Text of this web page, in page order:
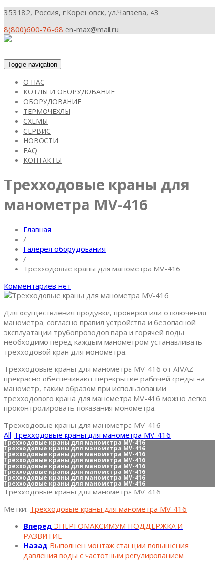
353182, Россия, г.Кореновск, ул.Чапаева, 43
8(800)600-76-68 en-max@mail.ru
Toggle navigation
О НАС
КОТЛЫ И ОБОРУДОВАНИЕ
ОБОРУДОВАНИЕ
ТЕРМОЧЕХЛЫ
СХЕМЫ
СЕРВИС
НОВОСТИ
FAQ
КОНТАКТЫ
Трехходовые краны для
манометра МV-416
Главная
/
Галерея оборудования
/
Трехходовые краны для манометра МV-416
Комментариев нет
Для осуществления продувки, проверки или отключения
манометра, согласно правил устройства и безопасной
эксплуатации трубопроводов пара и горячей воды
необходимо перед каждым манометром устанавливать
трехходовой кран для монометра.
Трехходовые краны для манометра МV-416 от AIVAZ
прекрасно обеспечивают перекрытие рабочей среды на
манометр, таким образом при использовании
трехходового крана для манометра МV-416 можно легко
проконтролировать показания монометра.
Трехходовые краны для манометра МV-416
All Трехходовые краны для манометра МV-416
Трехходовые краны для манометра МV-416
Трехходовые краны для манометра МV-416
Трехходовые краны для манометра МV-416
Трехходовые краны для манометра МV-416
Трехходовые краны для манометра МV-416
Трехходовые краны для манометра МV-416
Трехходовые краны для манометра МV-416
Трехходовые краны для манометра МV-416
Трехходовые краны для манометра МV-416
Метки: Трехходовые краны для манометра МV-416
Вперед ЭНЕРГОМАКСИМУМ ПОДДЕРЖКА И
РАЗВИТИЕ
Назад Выполнен монтаж станции повышения
давления воды с частотным регулированием